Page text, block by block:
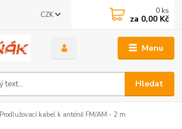
Menu
CZK
Hledat
0 ks
za 0,00 Kč
Prodlužovací kabel k anténě FM/AM - 2 m